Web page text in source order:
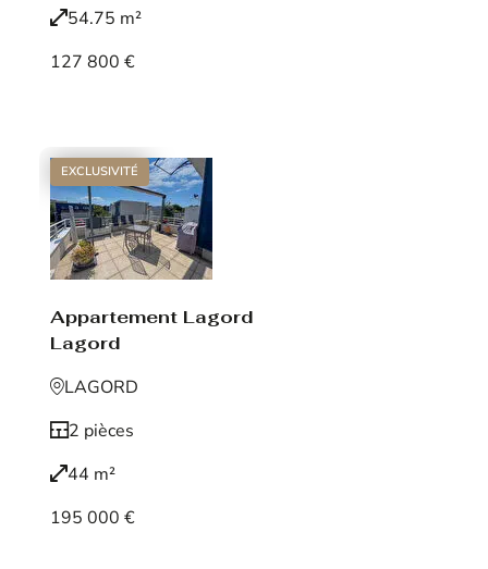
54.75 m²
127 800 €
EXCLUSIVITÉ
Appartement Lagord
Lagord
LAGORD
2 pièces
44 m²
195 000 €